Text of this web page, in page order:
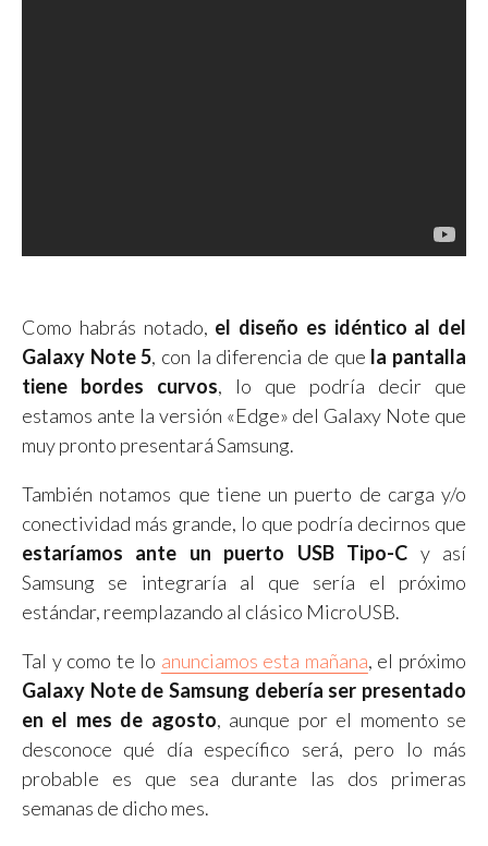
Como habrás notado, el diseño es idéntico al del
Galaxy Note 5, con la diferencia de que la pantalla
tiene bordes curvos, lo que podría decir que
estamos ante la versión «Edge» del Galaxy Note que
muy pronto presentará Samsung.
También notamos que tiene un puerto de carga y/o
conectividad más grande, lo que podría decirnos que
estaríamos ante un puerto USB Tipo-C y así
Samsung se integraría al que sería el próximo
estándar, reemplazando al clásico MicroUSB.
Tal y como te lo anunciamos esta mañana, el próximo
Galaxy Note de Samsung debería ser presentado
en el mes de agosto, aunque por el momento se
desconoce qué día específico será, pero lo más
probable es que sea durante las dos primeras
semanas de dicho mes.